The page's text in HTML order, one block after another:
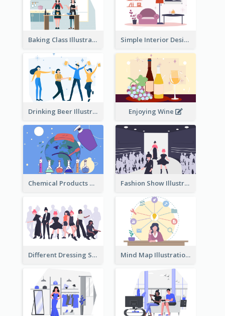
Baking Class Illustration Simple Interior Design
Drinking Beer Illustration Enjoying Wine
Chemical Products Hazarding The Earth Illustration Fashion Show Illustration
Different Dressing Style Illustration Mind Map Illustration